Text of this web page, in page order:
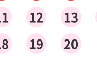
12 13
19 20